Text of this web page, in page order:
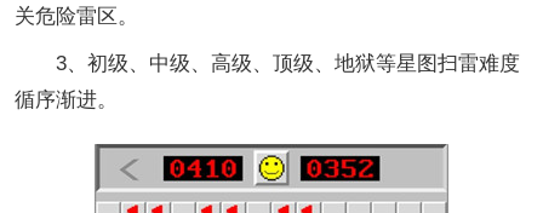
关危险雷区。
3、初级、中级、高级、顶级、地狱等星图扫雷难度
循序渐进。